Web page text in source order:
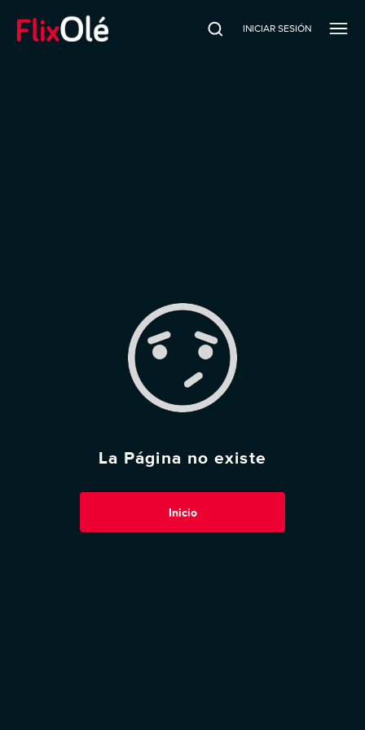
INICIAR SESIÓN
La Página no existe
Inicio